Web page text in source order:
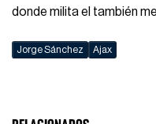
donde milita el también
Jorge Sánchez Ajax